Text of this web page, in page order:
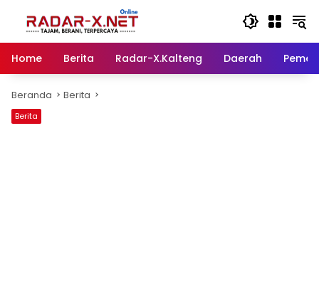
konten
Home
Berita Radar-X.Kalteng Daerah
Beranda Berita
Berita